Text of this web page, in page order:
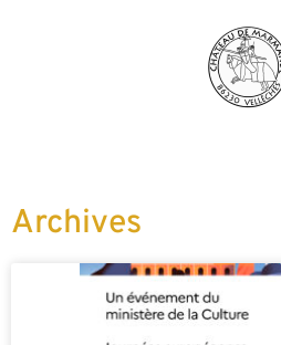
Archives